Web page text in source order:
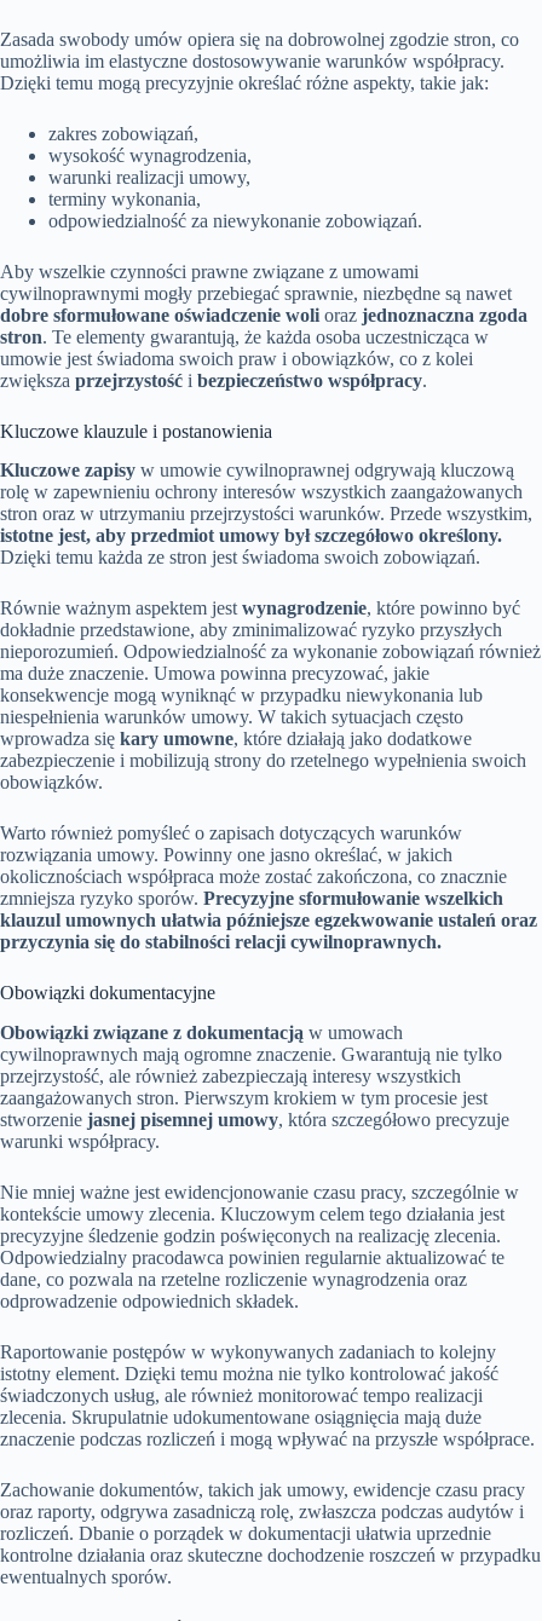
Zasada swobody umów opiera się na dobrowolnej zgodzie stron, co
umożliwia im elastyczne dostosowywanie warunków współpracy.
Dzięki temu mogą precyzyjnie określać różne aspekty, takie jak:
zakres zobowiązań,
wysokość wynagrodzenia,
warunki realizacji umowy,
terminy wykonania,
odpowiedzialność za niewykonanie zobowiązań.
Aby wszelkie czynności prawne związane z umowami
cywilnoprawnymi mogły przebiegać sprawnie, niezbędne są nawet
dobre sformułowane oświadczenie woli oraz jednoznaczna zgoda
stron. Te elementy gwarantują, że każda osoba uczestnicząca w
umowie jest świadoma swoich praw i obowiązków, co z kolei
zwiększa przejrzystość i bezpieczeństwo współpracy.
Kluczowe klauzule i postanowienia
Kluczowe zapisy w umowie cywilnoprawnej odgrywają kluczową
rolę w zapewnieniu ochrony interesów wszystkich zaangażowanych
stron oraz w utrzymaniu przejrzystości warunków. Przede wszystkim,
istotne jest, aby przedmiot umowy był szczegółowo określony.
Dzięki temu każda ze stron jest świadoma swoich zobowiązań.
Równie ważnym aspektem jestwynagrodzenie, które powinno być
dokładnie przedstawione, aby zminimalizować ryzyko przyszłych
nieporozumień. Odpowiedzialność za wykonanie zobowiązań również
ma duże znaczenie. Umowa powinna precyzować, jakie
konsekwencje mogą wyniknąć w przypadku niewykonania lub
niespełnienia warunków umowy. W takich sytuacjach często
wprowadza się kary umowne, które działają jako dodatkowe
zabezpieczenie i mobilizują strony do rzetelnego wypełnienia swoich
obowiązków.
Warto również pomyśleć o zapisach dotyczących warunków
rozwiązania umowy. Powinny one jasno określać, w jakich
okolicznościach współpraca może zostać zakończona, co znacznie
zmniejsza ryzyko sporów. Precyzyjne sformułowanie wszelkich
klauzul umownych ułatwia późniejsze egzekwowanie ustaleń oraz
przyczynia się do stabilności relacji cywilnoprawnych.
Obowiązki dokumentacyjne
Obowiązki związane z dokumentacją w umowach
cywilnoprawnych mają ogromne znaczenie. Gwarantują nie tylko
przejrzystość, ale również zabezpieczają interesy wszystkich
zaangażowanych stron. Pierwszym krokiem w tym procesie jest
stworzenie jasnej pisemnej umowy, która szczegółowo precyzuje
warunki współpracy.
Nie mniej ważne jest ewidencjonowanie czasu pracy, szczególnie w
kontekście umowy zlecenia. Kluczowym celem tego działania jest
precyzyjne śledzenie godzin poświęconych na realizację zlecenia.
Odpowiedzialny pracodawca powinien regularnie aktualizować te
dane, co pozwala na rzetelne rozliczenie wynagrodzenia oraz
odprowadzenie odpowiednich składek.
Raportowanie postępów w wykonywanych zadaniach to kolejny
istotny element. Dzięki temu można nie tylko kontrolować jakość
świadczonych usług, ale również monitorować tempo realizacji
zlecenia. Skrupulatnie udokumentowane osiągnięcia mają duże
znaczenie podczas rozliczeń i mogą wpływać na przyszłe współprace.
Zachowanie dokumentów, takich jak umowy, ewidencje czasu pracy
oraz raporty, odgrywa zasadniczą rolę, zwłaszcza podczas audytów i
rozliczeń. Dbanie o porządek w dokumentacji ułatwia uprzednie
kontrolne działania oraz skuteczne dochodzenie roszczeń w przypadku
ewentualnych sporów.